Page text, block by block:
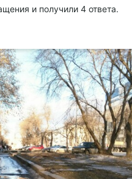
и получили 4 ответа.